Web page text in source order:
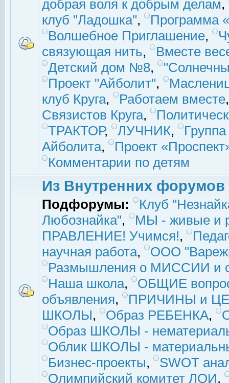
добрая воля к добрым делам,
клуб "Ладошка",
Программа
Волшебное Приглашение,
связующая нить,
Вместе
Детский дом №8,
Проект "Айболит",
клуб Круга, Работаем вместе
Связистов Круга,
ТРАКТОР, ЛУЧНИК,
Айболита,
Проект
Комментарии по детям
Из Внутренних форумов
Подфорумы:
Клуб
Любознайка",
МЫ - живые и
ПРАВЛЕНИЕ! Учимся!,
научная работа,
ООО
Размышления о МИССИИ и
Наша школа,
ОБЩИЕ
объявления,
ПРИЧИНЫ и
ШКОЛЫ, Образ РЕБЕНКА,
Образ ШКОЛЫ -
Облик ШКОЛЫ -
Бизнес-проекты,
SWOT
Олимпийский комитет ЛОИ,